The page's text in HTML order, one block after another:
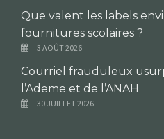
Que valent les labels
fournitures scolaires ?
3 AOÛT 2026
Courriel frauduleux
l’Ademe et de l’ANAH
30 JUILLET 2026